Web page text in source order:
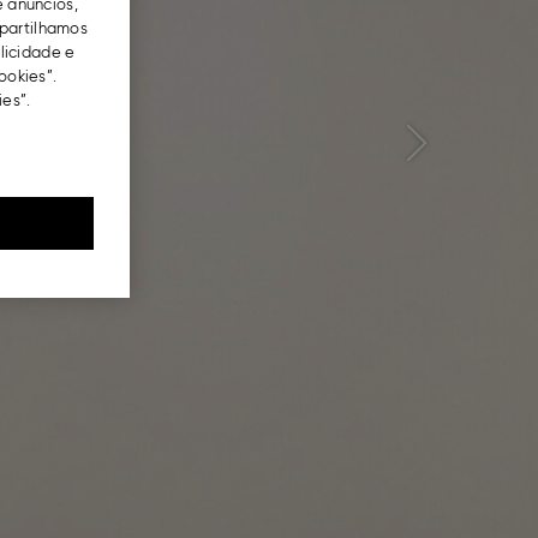
Next
anúncios,
e